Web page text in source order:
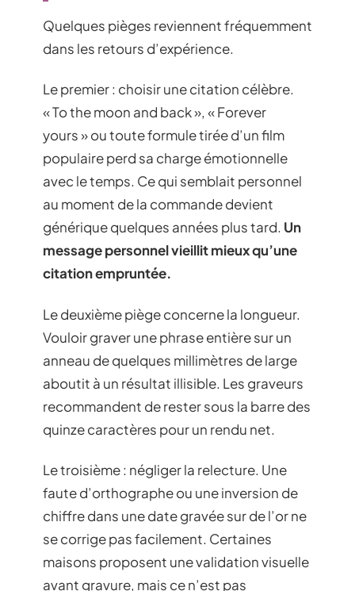
Quelques pièges reviennent fréquemment
dans les retours d’expérience.
Le premier : choisir une citation célèbre.
« To the moon and back », « Forever
yours » ou toute formule tirée d’un film
populaire perd sa charge émotionnelle
avec le temps. Ce qui semblait personnel
au moment de la commande devient
générique quelques années plus tard. Un
message personnel vieillit mieux qu’une
citation empruntée.
Le deuxième piège concerne la longueur.
Vouloir graver une phrase entière sur un
anneau de quelques millimètres de large
aboutit à un résultat illisible. Les graveurs
recommandent de rester sous la barre des
quinze caractères pour un rendu net.
Le troisième : négliger la relecture. Une
faute d’orthographe ou une inversion de
chiffre dans une date gravée sur de l’or ne
se corrige pas facilement. Certaines
maisons proposent une validation visuelle
avant gravure, mais ce n’est pas